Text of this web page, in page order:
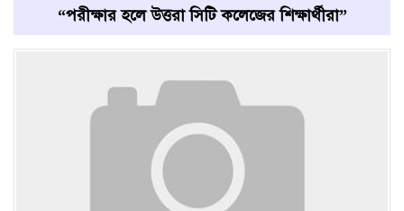
“পরীক্ষার হলে উত্তরা সিটি কলেজের শিক্ষার্থীরা”